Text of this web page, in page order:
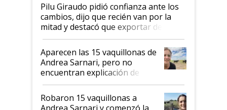
Pilu Giraudo pidió confianza ante los
cambios, dijo que recién van por la
mitad y destacó que exportar dejó de
ser "para unos pocos": "Tenemos un
mandato muy claro del gobierno
nacional"
Aparecen las 15 vaquillonas de
Andrea Sarnari, pero no
encuentran explicación de
cómo llegaron allí
Robaron 15 vaquillonas a